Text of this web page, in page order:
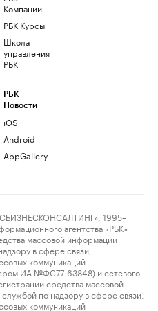
Компании
РБК Курсы
Школа
управления
РБК
РБК
Новости
iOS
Android
AppGallery
1995–
агентства «РБК»
массовой информации
в сфере связи,
коммуникаций
ИА №ФС77-63848) и сетевого
средства массовой
по надзору в сфере связи,
коммуникаций